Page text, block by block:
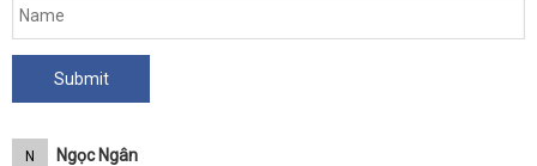
N Ngọc Ngân